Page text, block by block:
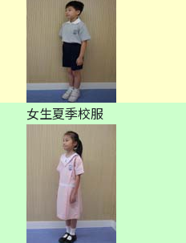
女生夏季校服